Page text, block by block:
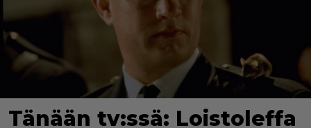
Tänään tv:ssä: Loistoleffa